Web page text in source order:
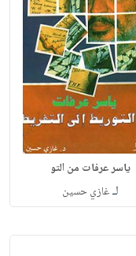
ياسر عرفات من التو
لـغازي حسين